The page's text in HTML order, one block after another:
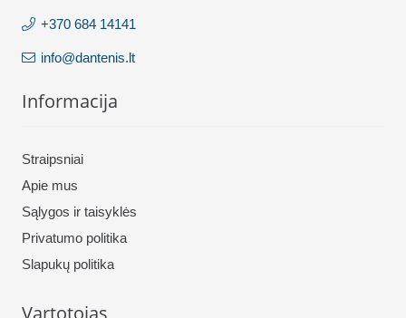
+370 684 14141
info@dantenis.lt
Informacija
Straipsniai
Apie mus
Sąlygos ir taisyklės
Privatumo politika
Slapukų politika